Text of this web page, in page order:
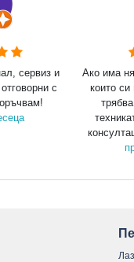
сервиз и
с
Ако има
които си